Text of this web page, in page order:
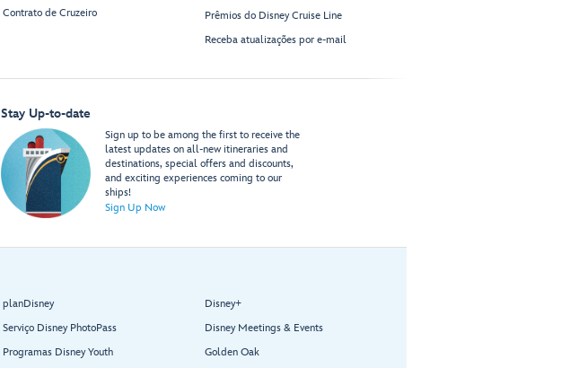
Contrato de Cruzeiro
Prêmios do Disney Cruise Line
Receba atualizações por e-mail
Stay Up-to-date
Sign up to be among the first to receive the
latest updates on all-new itineraries and
destinations, special offers and discounts,
and exciting experiences coming to our
ships!
Sign Up Now
planDisney
Serviço Disney PhotoPass
Programas Disney Youth
Disney+
Disney Meetings & Events
Golden Oak